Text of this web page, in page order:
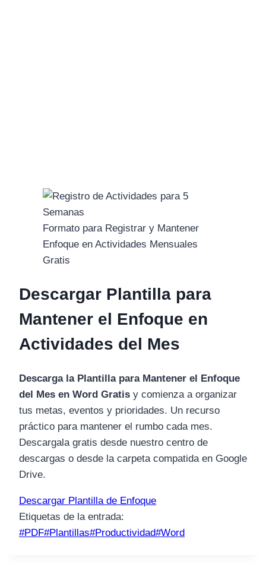
Formato para Registrar y Mantener
Enfoque en Actividades Mensuales
Gratis
Descargar Plantilla para
Mantener el Enfoque en
Actividades del Mes
Descarga la Plantilla para Mantener el Enfoque
del Mes en Word Gratis y comienza a organizar
tus metas, eventos y prioridades. Un recurso
práctico para mantener el rumbo cada mes.
Descargala gratis desde nuestro centro de
descargas o desde la carpeta compatida en Google
Drive.
Descargar Plantilla de Enfoque
Etiquetas de la entrada:
#PDF#Plantillas#Productividad#Word